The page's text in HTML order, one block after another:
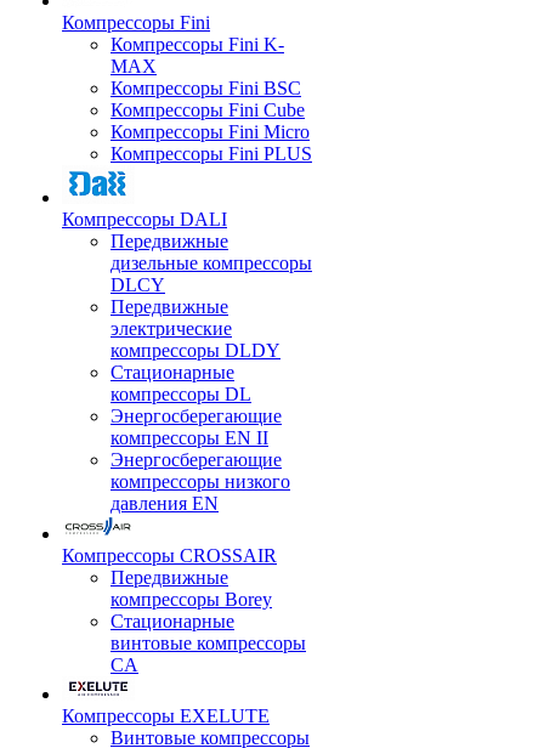
Компрессоры Fini
Компрессоры Fini K-
MAX
Компрессоры Fini BSC
Компрессоры Fini Cube
Компрессоры Fini Micro
Компрессоры Fini PLUS
Компрессоры DALI
Передвижные
дизельные компрессоры
DLCY
Передвижные
электрические
компрессоры DLDY
Стационарные
компрессоры DL
Энергосберегающие
компрессоры EN II
Энергосберегающие
компрессоры низкого
давления EN
Компрессоры CROSSAIR
Передвижные
компрессоры Borey
Стационарные
винтовые компрессоры
CA
Компрессоры EXELUTE
Винтовые компрессоры